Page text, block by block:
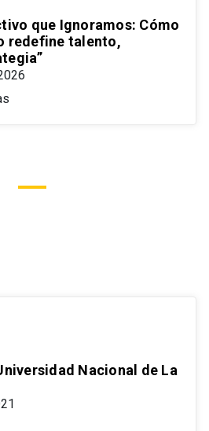
que Ignoramos: Cómo
redefine talento,
Nacional de La